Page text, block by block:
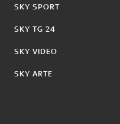
SKY SPORT
SKY TG 24
SKY VIDEO
SKY ARTE